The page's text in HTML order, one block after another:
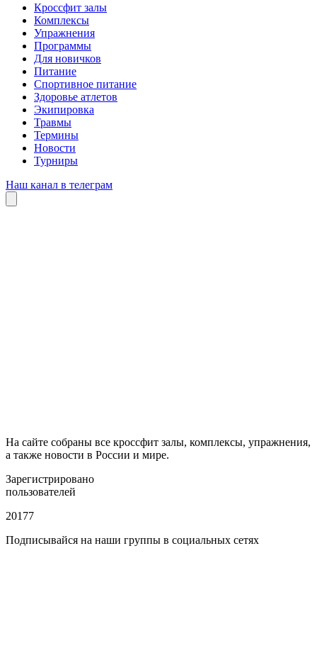
Кроссфит залы
Комплексы
Упражнения
Программы
Для новичков
Питание
Спортивное питание
Здоровье атлетов
Экипировка
Травмы
Термины
Новости
Турниры
Наш канал в телеграм
На сайте собраны все кроссфит залы, комплексы, упражнения,
а также новости в России и мире.
Зарегистрировано
пользователей
20177
Подписывайся на наши группы в социальных сетях